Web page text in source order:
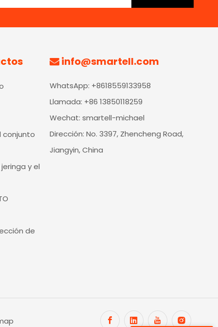
conjunto
y el
de
 info@smartell.com
WhatsApp: +8618559133958
Llamada: +86 13850118259
Wechat: smartell-michael
Dirección: No. 3397, Zhencheng Road,
Jiangyin, China